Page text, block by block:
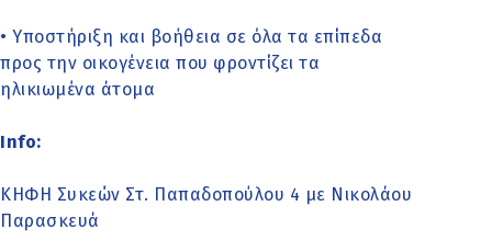
• Υποστήριξη και βοήθεια σε όλα τα επίπεδα
προς την οικογένεια που φροντίζει τα
ηλικιωμένα άτομα
Info:
ΚΗΦΗ Συκεών Στ. Παπαδοπούλου 4 με Νικολάου
Παρασκευά